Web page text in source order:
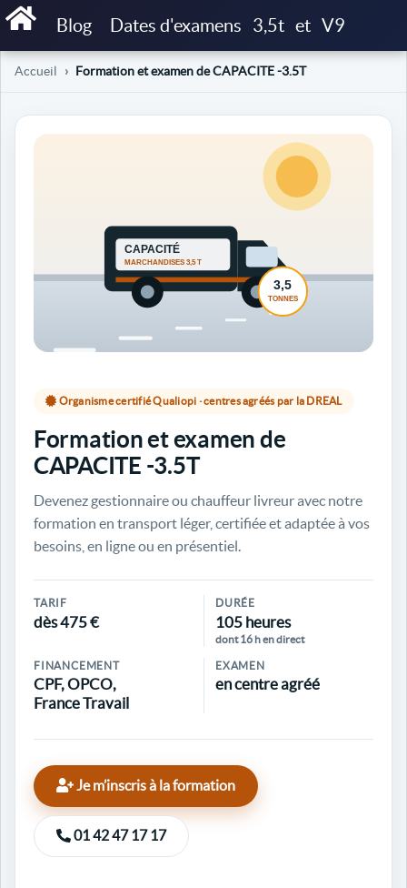
Blog Dates d'examens 3,5t et V9
Accueil Formation et examen de CAPACITE -3.5T
Organisme certifié Qualiopi · centres agréés par la DREAL
Formation et examen de
CAPACITE -3.5T
Devenez gestionnaire ou chauffeur livreur avec notre
formation en transport léger, certifiée et adaptée à vos
besoins, en ligne ou en présentiel.
TARIF
dès 475 €
DURÉE
105 heures
dont 16 h en direct
FINANCEMENT
CPF, OPCO,
France Travail
EXAMEN
en centre agréé
Je m’inscris à la formation
01 42 47 17 17